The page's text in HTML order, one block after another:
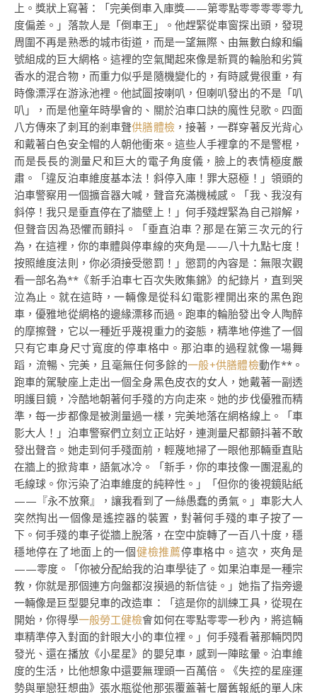
上。獎狀上寫著：「完美倒車入庫獎——第零點零零零零零九
度偏差。」落款人是「倒車王」。他趕緊從車窗探出頭，發現
周圍不再是熟悉的城市街道，而是一望無際、由無數白線和編
號組成的巨大網格。這裡的空氣聞起來像是新買的輪胎和劣質
香水的混合物，而重力似乎是隨機變化的，有時感覺很重，有
時像漂浮在游泳池裡。他試圖按喇叭，但喇叭發出的不是「叭
叭」，而是他童年時學會的、關於泊車口訣的魔性兒歌。四面
八方傳來了刺耳的剎車聲供膳體檢，接著，一群穿著反光背心
和戴著白色安全帽的人朝他衝來。這些人手裡拿的不是警棍，
而是長長的測量尺和巨大的電子角度儀，臉上的表情極度嚴
肅。「違反泊車維度基本法！斜停入庫！罪大惡極！」領頭的
泊車警察用一個擴音器大喊，聲音充滿機械感。「我、我沒有
斜停！我只是垂直停在了牆壁上！」何手殘趕緊為自己辯解，
但聲音因為恐懼而顫抖。「垂直泊車？那是在第三次元的行
為，在這裡，你的車體與停車線的夾角是——八十九點七度！
按照維度法則，你必須接受懲罰！」懲罰的內容是：無限次觀
看一部名為**《新手泊車七百次失敗集錦》的紀錄片，直到哭
泣為止。就在這時，一輛像是從科幻電影裡開出來的黑色跑
車，優雅地從網格的邊緣漂移而過。跑車的輪胎發出令人陶醉
的摩擦聲，它以一種近乎蔑視重力的姿態，精準地停進了一個
只有它車身尺寸寬度的停車格中。那泊車的過程就像一場舞
蹈，流暢、完美，且毫無任何多餘的一般+供膳體檢動作**。
跑車的駕駛座上走出一個全身黑色皮衣的女人，她戴著一副透
明護目鏡，冷酷地朝著何手殘的方向走來。她的步伐優雅而精
準，每一步都像是被測量過一樣，完美地落在網格線上。「車
影大人！」泊車警察們立刻立正站好，連測量尺都顫抖著不敢
發出聲音。她走到何手殘面前，輕蔑地掃了一眼他那輛垂直貼
在牆上的掀背車，語氣冰冷。「新手，你的車技像一團混亂的
毛線球。你污染了泊車維度的純粹性。」「但你的後視鏡貼紙
——『永不放棄』，讓我看到了一絲愚蠢的勇氣。」車影大人
突然掏出一個像是遙控器的裝置，對著何手殘的車子按了一
下。何手殘的車子從牆上脫落，在空中旋轉了一百八十度，穩
穩地停在了地面上的一個健檢推薦停車格中。這次，夾角是
——零度。「你被分配給我的泊車學徒了。如果泊車是一種宗
教，你就是那個連方向盤都沒摸過的新信徒。」她指了指旁邊
一輛像是巨型嬰兒車的改造車：「這是你的訓練工具，從現在
開始，你得學一般勞工健檢會如何在零點零零一秒內，將這輛
車精準停入對面的針眼大小的車位裡。」何手殘看著那輛閃閃
發光、還在播放《小星星》的嬰兒車，感到一陣眩暈。泊車維
度的生活，比他想象中還要無理頭一百萬倍。《失控的星座運
勢與單戀狂想曲》張水瓶從他那張覆蓋著七層舊報紙的單人床